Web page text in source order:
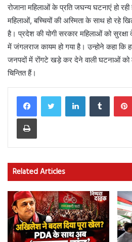
रोजाना महिलाओं के प्रति जघन्य घटनाएं हो
महिलाओं, बच्चियों की अस्मिता के साथ हो रहे
है। प्रदेश की योगी सरकार महिलाओं को
में जंगलराज कायम हो गया है। उन्होने कहा कि
जनपदों में रोंगटे खड़े कर देने वाली घटनाओं
चिन्तित हैं।
LinkedInTumblr
Print
Related Articles